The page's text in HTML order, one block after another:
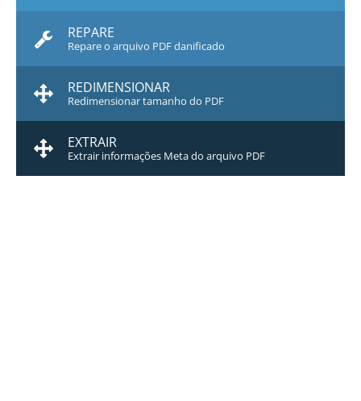
REPARE
Repare o arquivo PDF danificado
REDIMENSIONAR
Redimensionar tamanho do PDF
EXTRAIR
Extrair informações Meta do arquivo PDF